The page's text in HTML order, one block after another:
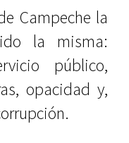
Campeche la
la misma:
público,
opacidad y,